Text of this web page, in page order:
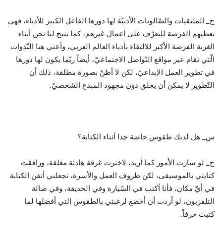
ج_ الملتقيات والصّالونات الأدبيّة لها دورها الفاعل الكبير للأدباء، فهي
تعطيهم الفرصة للتعرّف على أعمال غيرهم، كما تتيح لنا نحن أبناء
الغربة الفرصة الأكبر للالتقاء بأدباء العالم العربي، وأعني هنا النّدوات
الّتي تقام عبر مواقع التّواصل الاجتماعيّ، أيضاً ربّما يكون لها دورها
في تطوير العمل الإبداعيّ، لكن لا أظنّ بصورة مطلقة، ذلك أن
التّطوير لا يمكن أن يخلق دون مجهود المبدع الشخصيّ.
س_ هل لديك طقوس خاصة جدا أثناء الكتابة؟
ج_ لو سارت الأمور كما أريد، لاخترت غرفة هادئة مغلقة، ورافقت
كتابتي بالموسيقى، لكن ظروف العمل والأسرة، تجعلني أتقن الكتابة
في أيّ مكان، فأنا أكتب في السّيارة وفي الحديقة، وفي صالة
التلفزيون، لو أردت أن أخضع لرغبتي بالطقوس التي أفضلها لما
كتبت حرفاً.